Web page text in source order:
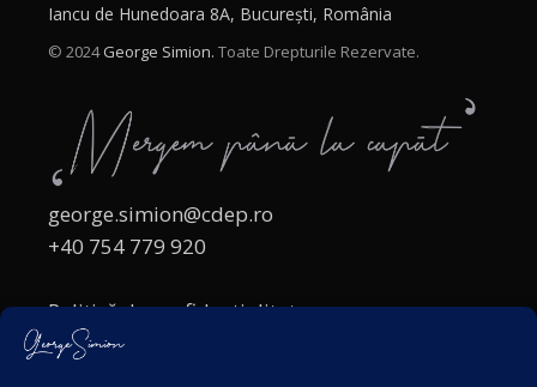
Iancu de Hunedoara 8A, București, România
© 2024George Simion. Toate Drepturile Rezervate.
george.simion@cdep.ro
+40 754 779 920
Politică de confidențialitate
Politica cookies